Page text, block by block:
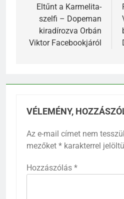
Eltűnt a Karmelita-
szelfi – Dopeman
kiradírozva Orbán
Viktor Facebookjáról
VÉLEMÉNY,
Az e-mail címet nem
mezőket * karakterrel
Hozzászólás *